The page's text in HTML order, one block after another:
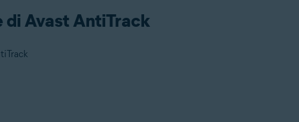
Avast AntiTrack